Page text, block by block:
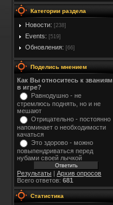
Категории раздела
Новости: [238]
Events: [519]
Обновления: [66]
Поделись мнением
Как Вы относитесь к званиям
в игре?
Равнодушно - не
стремлюсь поднять, но и не
мешают
Отрицательно - постоянно
напоминает о необходимости
качаться
Это здорово - можно
повыпендриваться перед
нубами своей лычкой
Результаты | Архив опросов
Всего ответов: 681
Статистика